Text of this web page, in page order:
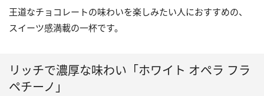
王道なチョコレートの味わいを楽しみたい人におすすめの、
スイーツ感満載の一杯です。
リッチで濃厚な味わい「ホワイト オペラ フラ
ペチーノ」